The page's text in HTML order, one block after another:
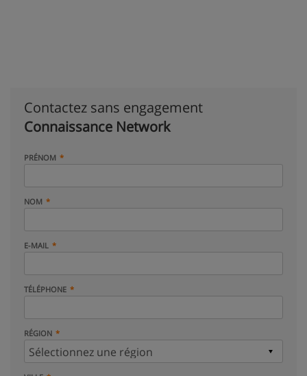
Contactez sans engagement
Connaissance Network
PRÉNOM
NOM
E-MAIL
TÉLÉPHONE
RÉGION